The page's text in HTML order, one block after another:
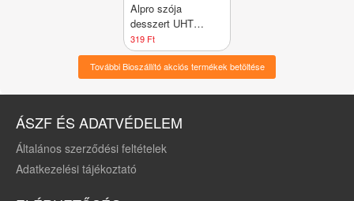
Alpro szója
desszert UHT
vaníliás 125 g
319 Ft
További Bioszállító akciós termékek betöltése
ÁSZF ÉS ADATVÉDELEM
Általános szerződési feltételek
Adatkezelési tájékoztató